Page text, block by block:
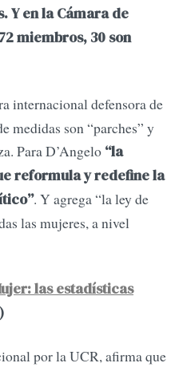
Y en la Cámara de
miembros, 30 son
internacional defensora de
medidas son “parches” y
Para D’Angelo “la
reformula y redefine la
. Y agrega “la ley de
las mujeres, a nivel
las estadísticas
)
por la UCR, afirma que